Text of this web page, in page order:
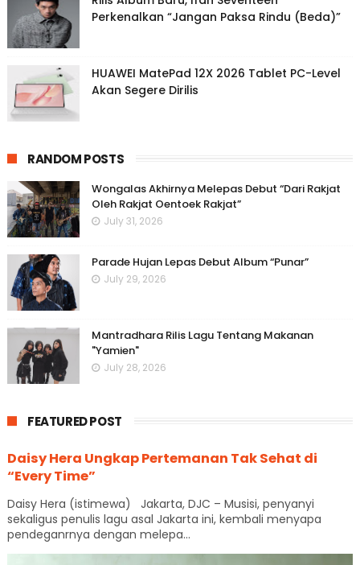
Perkenalkan “Jangan Paksa Rindu (Beda)”
HUAWEI MatePad 12X 2026 Tablet PC-Level
Akan Segere Dirilis
RANDOM POSTS
Wongalas Akhirnya Melepas Debut “Dari Rakjat
Oleh Rakjat Oentoek Rakjat”
July 31, 2026
Parade Hujan Lepas Debut Album “Punar”
July 29, 2026
Mantradhara Rilis Lagu Tentang Makanan
"Yamien"
July 28, 2026
FEATURED POST
Daisy Hera Ungkap Pertemanan Tak Sehat di
“Every Time”
Daisy Hera (istimewa) Jakarta, DJC – Musisi, penyanyi
sekaligus penulis lagu asal Jakarta ini, kembali menyapa
pendeganrnya dengan melepa...